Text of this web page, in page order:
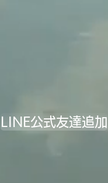
LINE公式友達追加